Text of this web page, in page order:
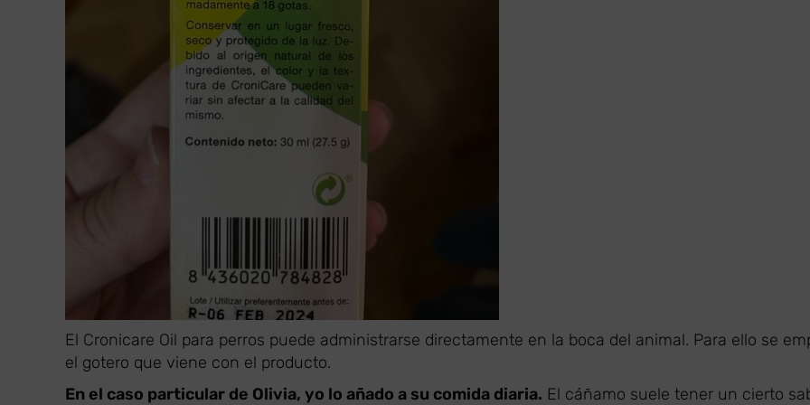
El Cronicare Oil para perros puede administrarse directamente en la boca del animal. Para ello se
el gotero que viene con el producto.
En el caso particular de Olivia, yo lo añado a su comida diaria. El cáñamo suele tener un cierto